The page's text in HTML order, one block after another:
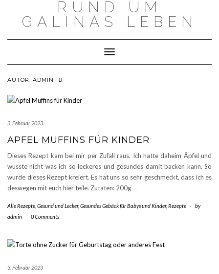
RUND UM
GALINAS LEBEN
Toggle Navigation
AUTOR: ADMIN
3. Februar 2023
APFEL MUFFINS FÜR KINDER
Dieses Rezept kam bei mir per Zufall raus. Ich hatte daheim Äpfel und
wusste nicht was ich so leckeres und gesundes damit backen kann. So
wurde dieses Rezept kreiert. Es hat uns so sehr geschmeckt, dass ich es
deswegen mit euch hier teile. Zutaten: 200g …
Alle Rezepte Gesund und Lecker, Gesundes Gebäck für Babys und Kinder, Rezepte -
by
admin - 0 Comments
3. Februar 2023